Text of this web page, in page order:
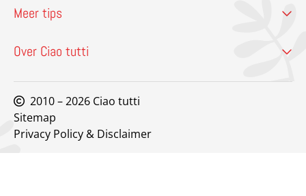
Meer tips
Over Ciao tutti
2010 – 2026 Ciao tutti
Sitemap
Privacy Policy & Disclaimer